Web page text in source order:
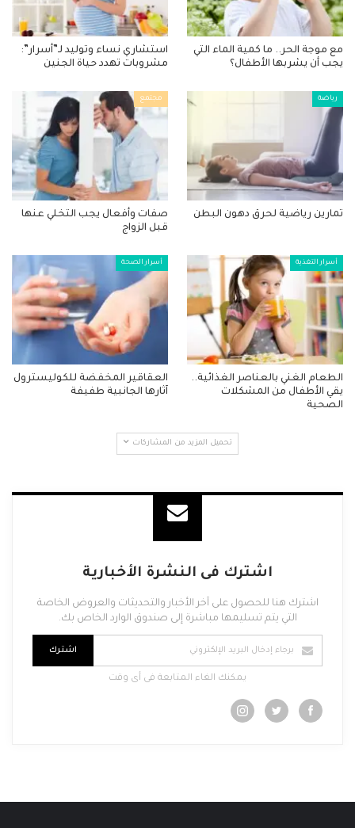
مع موجة الحر.. ما كمية الماء التي
يجب أن يشربها الأطفال؟
استشاري نساء وتوليد لـ”أسرار”:
مشروبات تهدد حياة الجنين
رياضة
تمارين رياضية لحرق دهون البطن
مجتمع
صفات وأفعال يجب التخلي عنها
قبل الزواج
أسرار التغذية
الطعام الغني بالعناصر الغذائية..
يقي الأطفال من المشكلات
الصحية
أسرار الصحة
العقاقير المخفضة للكوليسترول
آثارها الجانبية طفيفة
تحميل المزيد من المشاركات
اشترك فى النشرة الأخبارية
اشترك هنا للحصول على آخر الأخبار والتحديثات والعروض الخاصة
التي يتم تسليمها مباشرة إلى صندوق الوارد الخاص بك.
اشترك
يمكنك الغاء المتابعة فى أى وقت